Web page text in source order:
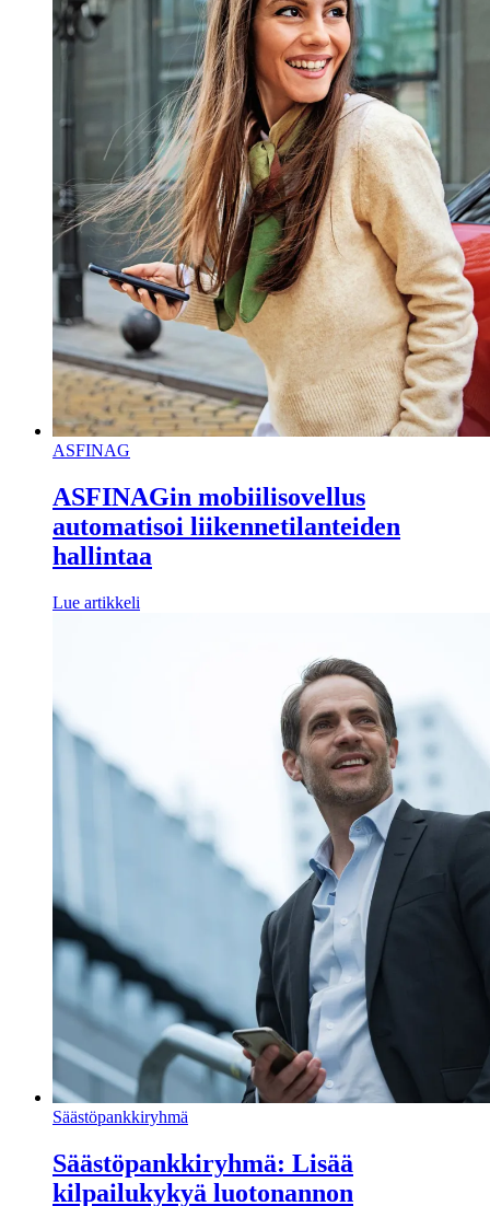
ASFINAG
ASFINAGin mobiilisovellus
automatisoi liikennetilanteiden
hallintaa
Lue artikkeli
Säästöpankkiryhmä
Säästöpankkiryhmä: Lisää
kilpailukykyä luotonannon